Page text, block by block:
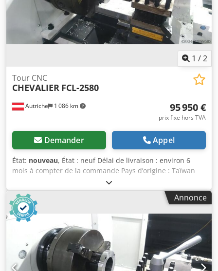
1 /2
Autriche 1 086 km
Tour CNC
CHEVALIER FCL-2580
95 950 €
prix fixe hors TVA
Demander Appel
État: nouveau, État : neuf Délai de livraison : environ 6
mois à compter de la commande Pays d’origine : Taïwan
Prix : 95 950 € Loyer mensuel : 1 813,46 € Diamètre
maximal de tournage sur le chariot : 630 mm Distance
entre les pointes : 2 000 mm Alésage de la broche : 85 mm
Diamètre maximal de tournage sur le chariot transversal :
400 mm Largeur du bâti : 350 mm Prise de broche : D1-8
Cône de broche : 1/16 MK Nombre de plages de vitesse : 3
Vitesse de la broche : 37 – 2 250 tr/min Avance
transversale : 5 000 mm/min Vitesse de déplacement
rapide (axe Z) : 8 000 mm/min Plage de réglage du chariot
Annonce